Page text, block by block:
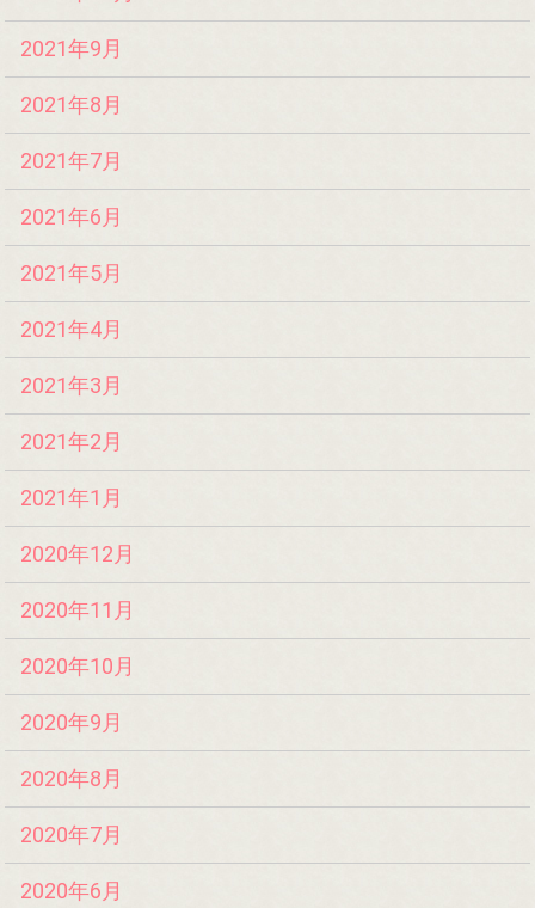
2021年9月
2021年8月
2021年7月
2021年6月
2021年5月
2021年4月
2021年3月
2021年2月
2021年1月
2020年12月
2020年11月
2020年10月
2020年9月
2020年8月
2020年7月
2020年6月